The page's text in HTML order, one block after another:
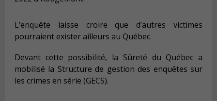
L’enquête laisse croire que d’autres victimes
pourraient exister ailleurs au Québec.
Devant cette possibilité, la Sûreté du Québec a
mobilisé la Structure de gestion des enquêtes sur
les crimes en série (GECS).